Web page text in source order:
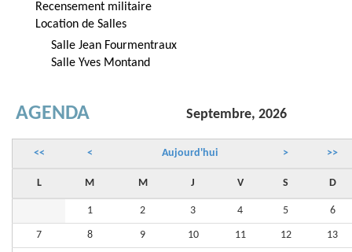
Recensement militaire
Location de Salles
Salle Jean Fourmentraux
Salle Yves Montand
AGENDA Septembre, 2026
<< < Aujourd'hui > >>
L M M J V S D
1 2 3 4 5 6
7 8 9 10 11 12 13